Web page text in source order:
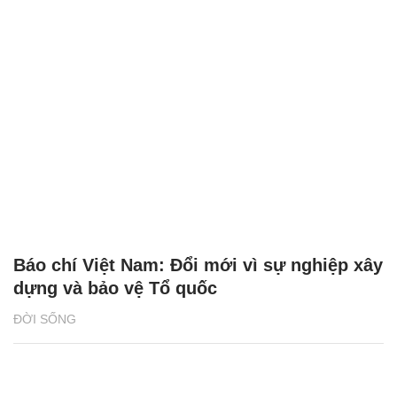
ĐỜI SỐNG
Báo chí Việt Nam: Đổi mới vì sự nghiệp xây
dựng và bảo vệ Tổ quốc